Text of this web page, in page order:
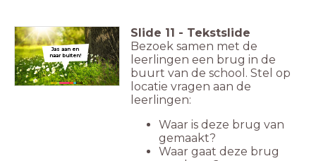
Jas aan en
naar buiten!
Slide 11 - Tekstslide
Bezoek samen met de
leerlingen een brug in de
buurt van de school. Stel op
locatie vragen aan de
leerlingen:
Waar is deze brug van
gemaakt?
Waar gaat deze brug